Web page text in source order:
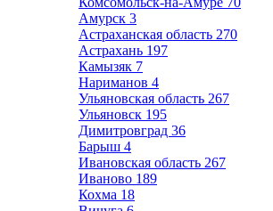
Амурск 3
Астраханская область 270
Астрахань 197
Камызяк 7
Нариманов 4
Ульяновская область 267
Ульяновск 195
Димитровград 36
Барыш 4
Ивановская область 267
Иваново 189
Кохма 18